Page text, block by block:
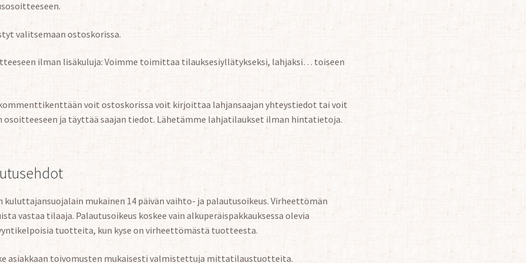
valitsemaan ostoskorissa.
ilman lisäkuluja: Voimme toimittaa tilauksesiyllätykseksi, lahjaksi… toiseen
voit ostoskorissa voit kirjoittaa lahjansaajan yhteystiedot tai voit
ja täyttää saajan tiedot. Lähetämme lahjatilaukset ilman hintatietoja.
kuluttajansuojalain mukainen 14 päivän vaihto- ja palautusoikeus. Virheettömän
vastaa tilaaja. Palautusoikeus koskee vain alkuperäispakkauksessa olevia
tuotteita, kun kyse on virheettömästä tuotteesta.
asiakkaan toivomusten mukaisesti valmistettuja mittatilaustuotteita.